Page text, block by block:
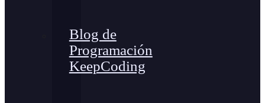
Blog de
Programación
KeepCoding